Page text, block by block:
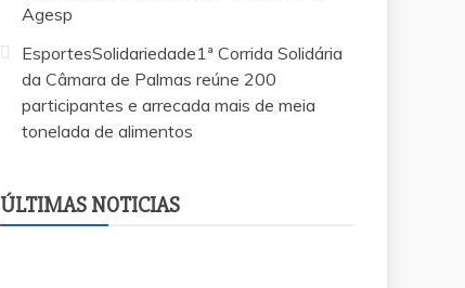
Agesp
EsportesSolidariedade1ª Corrida Solidária
da Câmara de Palmas reúne 200
participantes e arrecada mais de meia
tonelada de alimentos
ÚLTIMAS NOTICIAS
criar escolinhas esportivas gratuitas para
crianças e adolescentes em Palmas
morte do filho de 3 anos que já foi afastado
da OAB após denúncia de ameaças
para Palmas? Data internacional reforça
cuidados com a espécie
requerimento do Vereador Waldsom da
Agesp
EsportesSolidariedade1ª Corrida Solidária da
arrecada mais de meia tonelada de
alimentos